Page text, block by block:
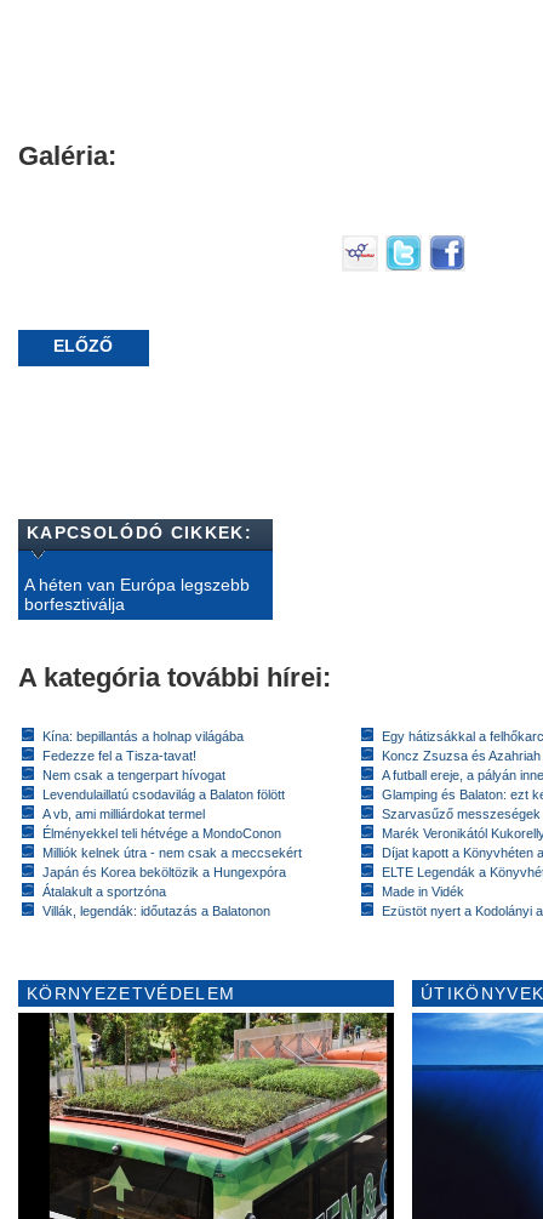
Galéria:
ELŐZŐ
KAPCSOLÓDÓ CIKKEK:
A héten van Európa legszebb
borfesztiválja
A kategória további hírei:
Kína: bepillantás a holnap világába
Fedezze fel a Tisza-tavat!
Nem csak a tengerpart hívogat
Levendulaillatú csodavilág a Balaton fölött
A vb, ami milliárdokat termel
Élményekkel teli hétvége a MondoConon
Milliók kelnek útra - nem csak a meccsekért
Japán és Korea beköltözik a Hungexpóra
Átalakult a sportzóna
Villák, legendák: időutazás a Balatonon
Egy hátizsákkal a
Koncz Zsuzsa és
A futball ereje, a pályán
Glamping és Balaton: ezt
Szarvasűző messzeségek
Marék Veronikától
Díjat kapott a Könyvhéten
ELTE Legendák a
Made in Vidék
Ezüstöt nyert a Kodolányi
KÖRNYEZETVÉDELEM